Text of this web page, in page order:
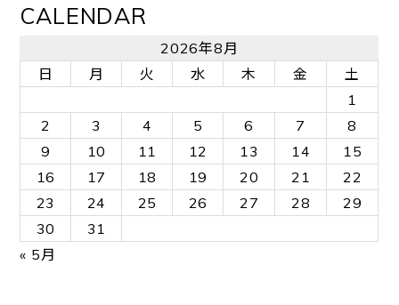
CALENDAR
2026年8月
日
月 火 水 木 金
土
1
2
3 4 5 6 7
8
9
10 11 12 13 14
15
16
17 18 19 20 21
22
23
24 25 26 27 28
29
30
31
« 5月